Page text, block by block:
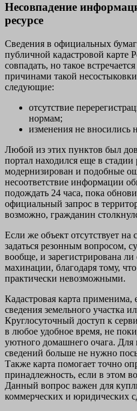
Несовпадение
ресурсе
Сведения в официальных
публичной кадастровой карте
совпадать, но такое
причинами такой
следующие:
отсутствие
нормам;
изменения не вносились
Любой из этих пунктов был
портал находился еще в стадии
модернизирован и подобные
несоответствие информации
подождать 24 часа, пока
официальный запрос в
возможно, гражданин
Если же объект отсутствует на
задаться резонным вопросом,
вообще, и зарегистрирована
махинации, благодаря тому,
практически невозможными.
Кадастровая карта применима,
сведения земельного участка
Круглосуточный доступ к
в любое удобное время, не
уютного домашнего очага.
сведений больше не нужно
Также карта помогает точно
принадлежность, если в этом
Данный вопрос важен для
коммерческих и юридических